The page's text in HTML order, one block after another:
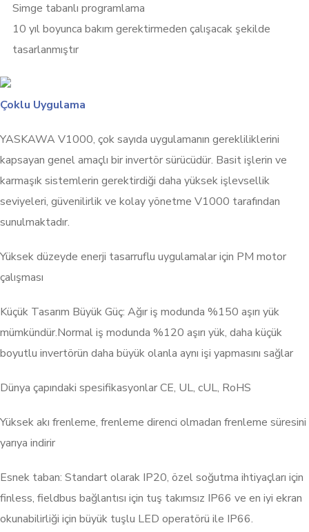
Simge tabanlı programlama
10 yıl boyunca bakım gerektirmeden çalışacak şekilde
tasarlanmıştır
Çoklu Uygulama
YASKAWA V1000, çok sayıda uygulamanın gerekliliklerini
kapsayan genel amaçlı bir invertör sürücüdür. Basit işlerin ve
karmaşık sistemlerin gerektirdiği daha yüksek işlevsellik
seviyeleri, güvenilirlik ve kolay yönetme V1000 tarafından
sunulmaktadır.
Yüksek düzeyde enerji tasarruflu uygulamalar için PM motor
çalışması
Küçük Tasarım Büyük Güç: Ağır iş modunda %150 aşırı yük
mümkündür.Normal iş modunda %120 aşırı yük, daha küçük
boyutlu invertörün daha büyük olanla aynı işi yapmasını sağlar
Dünya çapındaki spesifikasyonlar CE, UL, cUL, RoHS
Yüksek akı frenleme, frenleme direnci olmadan frenleme süresini
yarıya indirir
Esnek taban: Standart olarak IP20, özel soğutma ihtiyaçları için
finless, fieldbus bağlantısı için tuş takımsız IP66 ve en iyi ekran
okunabilirliği için büyük tuşlu LED operatörü ile IP66.